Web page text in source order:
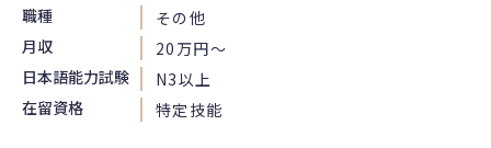
職種
その他
月収
20万円〜
日本語能力試験
N3以上
在留資格
特定技能